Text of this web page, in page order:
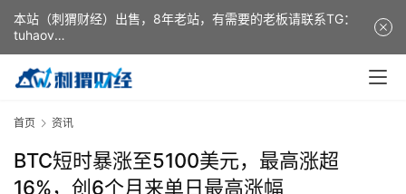
首页 资讯
BTC短时暴涨至5100美元，最高涨超
16%，创6个月来单日最高涨幅
本站（刺猬财经）出售，8年老站，有需要的老板请联系TG：
tuhaov
This website (ciweicaijing) is for sale. It is a 8-year-old
website. If you need it, please contact TG: tuhaov